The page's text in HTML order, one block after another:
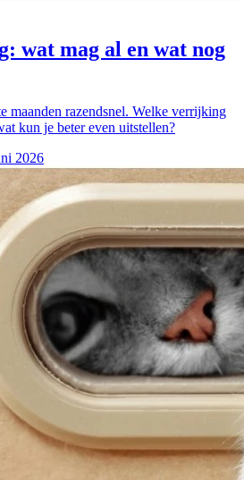
wat mag al en wat nog
maanden razendsnel. Welke verrijking
kun je beter even uitstellen?
2026